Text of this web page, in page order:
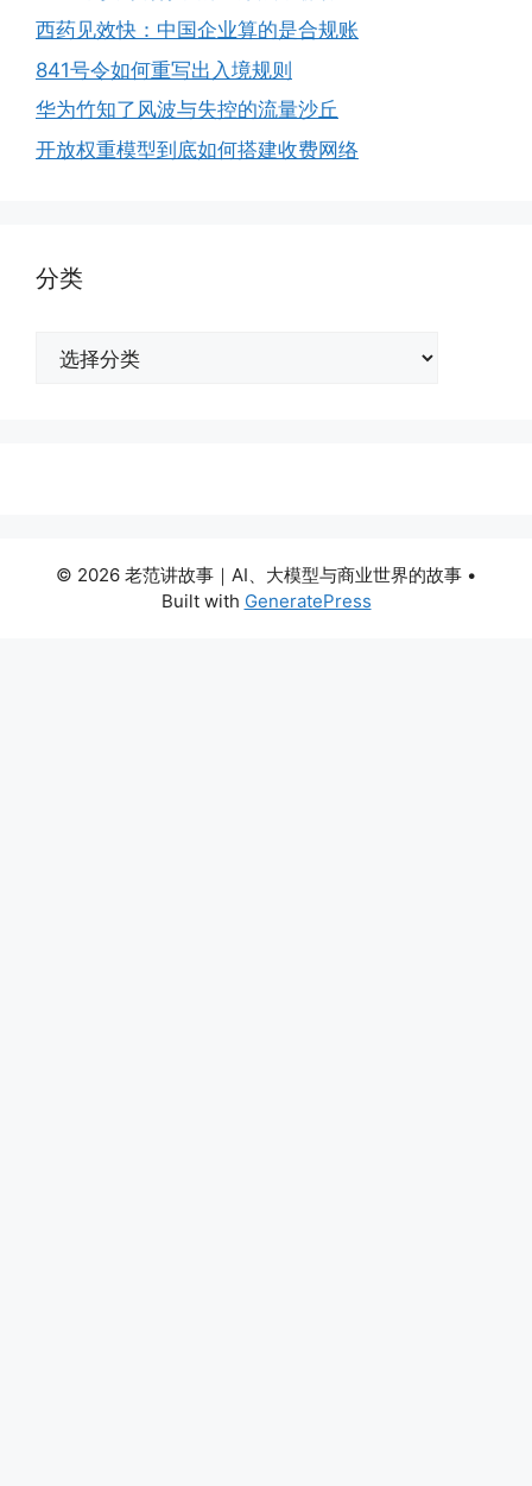
西药见效快：中国企业算的是合规账
841号令如何重写出入境规则
华为竹知了风波与失控的流量沙丘
开放权重模型到底如何搭建收费网络
分类
© 2026 老范讲故事｜AI、大模型与商业世界的故事 •
Built with GeneratePress